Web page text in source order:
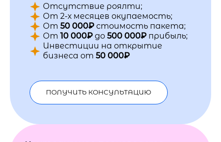
Отсутствие роялти;
От 2-х месяцев окупаемость;
От 50 000₽ стоимость пакета;
От 10 000₽ до 500 000₽ прибыль;
Инвестиции на открытие
бизнеса от 50 000₽
ПОЛУЧИТЬ КОНСУЛЬТАЦИЮ